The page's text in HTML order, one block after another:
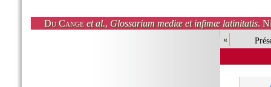
Du Cange et al., Glossarium mediæ et infimæ latinitatis.
«